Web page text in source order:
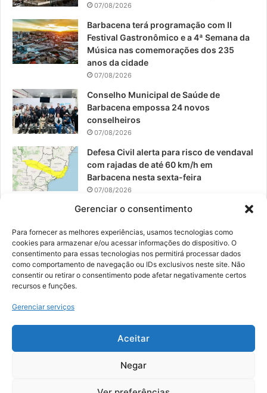
Gerenciar o consentimento
Para fornecer as melhores experiências, usamos tecnologias como
cookies para armazenar e/ou acessar informações do dispositivo. O
consentimento para essas tecnologias nos permitirá processar dados
como comportamento de navegação ou IDs exclusivos neste site. Não
consentir ou retirar o consentimento pode afetar negativamente certos
recursos e funções.
Gerenciar serviços
Aceitar
Negar
k
a
07/08/2026
Barbacena terá programação com II
Festival Gastronômico e a 4ª Semana da
Música nas comemorações dos 235
anos da cidade
07/08/2026
Conselho Municipal de Saúde de
Barbacena empossa 24 novos
conselheiros
07/08/2026
Defesa Civil alerta para risco de vendaval
com rajadas de até 60 km/h em
Barbacena nesta sexta-feira
07/08/2026
EPCAR tem a melhor nota do IDEB no
06/08/2026
© 2026, Todos os direitos reservados | Desenvolvido por:
Digital Business| Hospedado por:NP Publicidade
Fale Conosco
Sobre Nós
Política de Segurança e Privacidade